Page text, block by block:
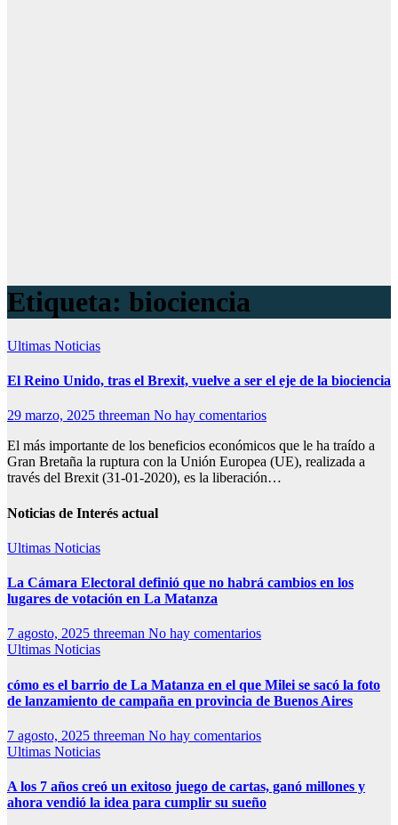
Etiqueta: biociencia
Ultimas Noticias
El Reino Unido, tras el Brexit, vuelve a ser el eje de la biociencia
29 marzo, 2025 threeman No hay comentarios
El más importante de los beneficios económicos que le ha traído a
Gran Bretaña la ruptura con la Unión Europea (UE), realizada a
través del Brexit (31-01-2020), es la liberación…
Noticias de Interés actual
Ultimas Noticias
La Cámara Electoral definió que no habrá cambios en los
lugares de votación en La Matanza
7 agosto, 2025 threeman No hay comentarios
Ultimas Noticias
cómo es el barrio de La Matanza en el que Milei se sacó la foto
de lanzamiento de campaña en provincia de Buenos Aires
7 agosto, 2025 threeman No hay comentarios
Ultimas Noticias
A los 7 años creó un exitoso juego de cartas, ganó millones y
ahora vendió la idea para cumplir su sueño